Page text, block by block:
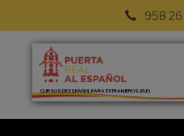
958 26
CURSOS DE ESPAÑOL PARA EXTRANJEROS (ELE)